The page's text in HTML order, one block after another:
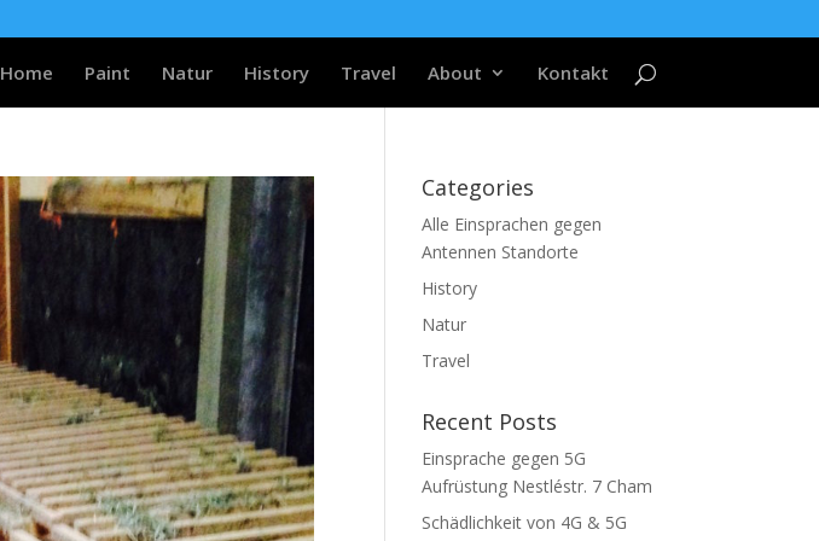
Home Paint Natur History Travel About Kontakt
Categories
Alle Einsprachen gegen
Antennen Standorte
History
Natur
Travel
Recent Posts
Einsprache gegen 5G
Aufrüstung Nestléstr. 7 Cham
Schädlichkeit von 4G & 5G